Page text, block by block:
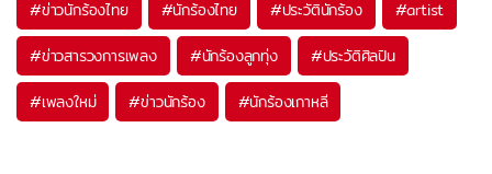
#ข่าวนักร้องไทย #นักร้องไทย #ประวัตินักร้อง #artist
#ข่าวสารวงการเพลง #นักร้องลูกทุ่ง #ประวัติศิลปิน
#เพลงใหม่ #ข่าวนักร้อง #นักร้องเกาหลี